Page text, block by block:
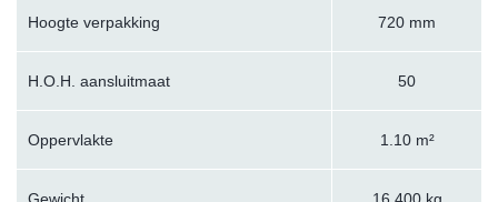
Hoogte verpakking 720 mm
H.O.H. aansluitmaat 50
Oppervlakte 1.10 m²